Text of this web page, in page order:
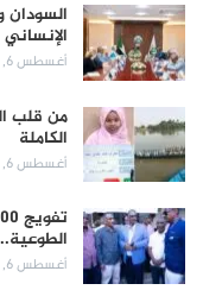
السودان
أغسطس 6, 2026
من قلب
الكاملة
أغسطس 6, 2026
أغسطس 6, 2026